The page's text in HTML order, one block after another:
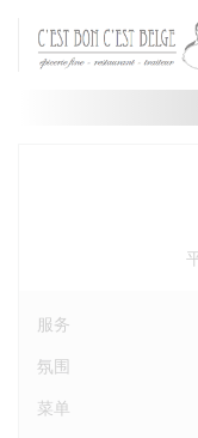
服务
氛围
菜单